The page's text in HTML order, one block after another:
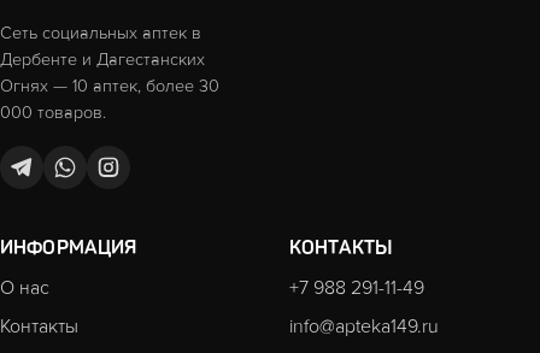
Сеть социальных аптек в
Дербенте и Дагестанских
Огнях — 10 аптек, более 30
000 товаров.
ИНФОРМАЦИЯ
О нас
Контакты
КОНТАКТЫ
+7 988 291-11-49
info@apteka149.ru